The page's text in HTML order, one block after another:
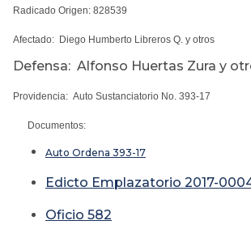
Radicado Origen: 828539
Afectado: Diego Humberto Libreros Q. y otros
Defensa: Alfonso Huertas Zura y
Providencia: Auto Sustanciatorio No. 393-17
Documentos:
Auto Ordena 393-17
Edicto Emplazatorio 2017-
Oficio 582